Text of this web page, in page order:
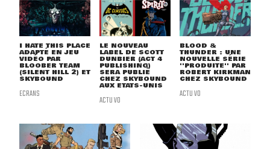
I HATE THIS PLACE
ADAPTÉ EN JEU
VIDÉO PAR
BLOOBER TEAM
(SILENT HILL 2) ET
SKYBOUND
ECRANS
LE NOUVEAU
LABEL DE SCOTT
DUNBIER (ACT 4
PUBLISHING)
SERA PUBLIÉ
CHEZ SKYBOUND
AUX ETATS-UNIS
ACTU VO
BLOOD &
THUNDER : UNE
NOUVELLE SÉRIE
''PRODUITE'' PAR
ROBERT KIRKMAN
CHEZ SKYBOUND
ACTU VO